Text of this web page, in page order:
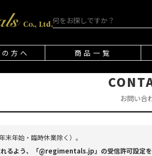
方へ 商品一覧
お問い合
末年始・臨時休業除く）。
るよう、「@regimentals.jp」の受信許可設定を